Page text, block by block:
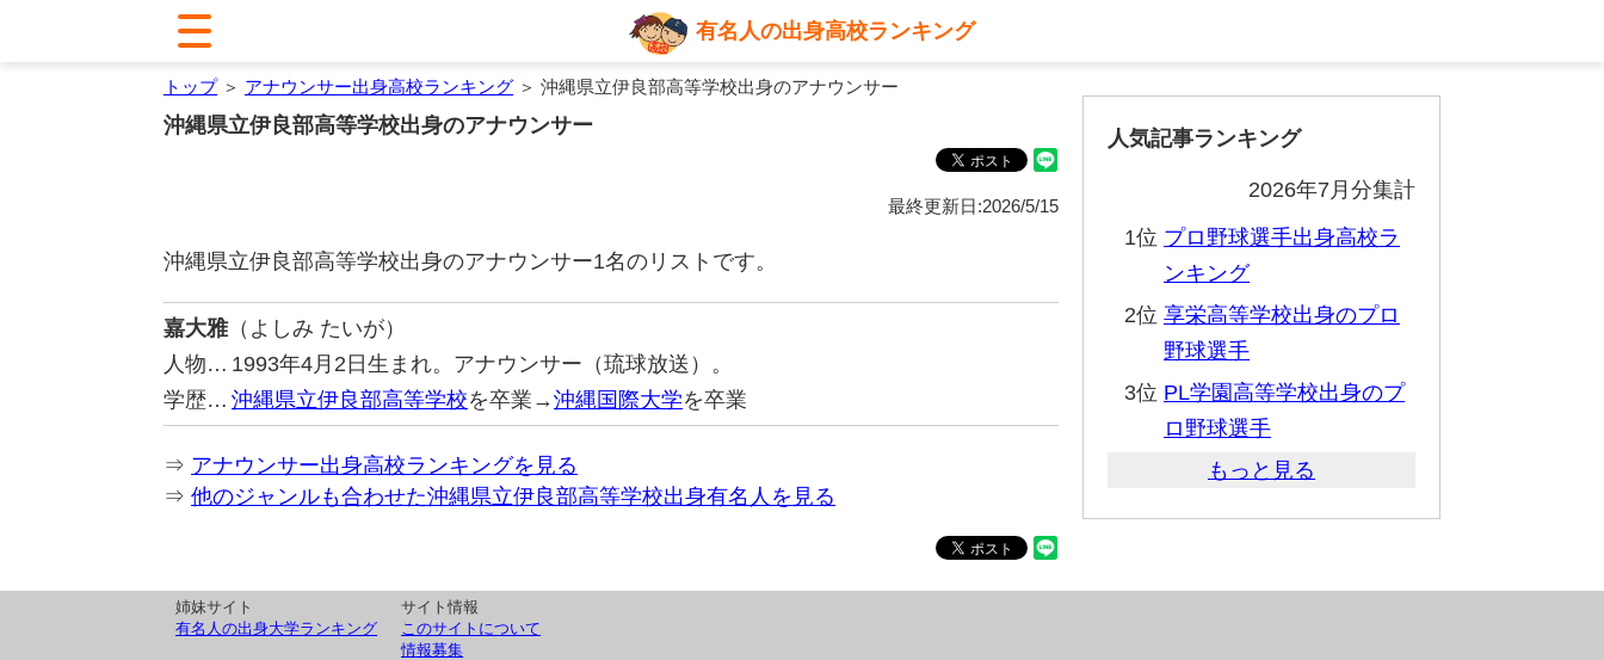
有名人の出身高校ランキング
トップ＞ アナウンサー出身高校ランキング ＞ 沖縄県立伊良部高等学校出身のアナウンサー
沖縄県立伊良部高等学校出身のアナウンサー
最終更新日:2026/5/15
沖縄県立伊良部高等学校出身のアナウンサー1名のリストです。
嘉大雅（よしみ たいが）
人物… 1993年4月2日生まれ。アナウンサー（琉球放送）。
学歴… 沖縄県立伊良部高等学校を卒業→沖縄国際大学を卒業
⇒ アナウンサー出身高校ランキングを見る
⇒ 他のジャンルも合わせた沖縄県立伊良部高等学校出身有名人を見る
人気記事ランキング
2026年7月分集計
1位 プロ野球選手出身高校ラ
ンキング
2位 享栄高等学校出身のプロ
野球選手
3位 PL学園高等学校出身のプ
ロ野球選手
もっと見る
姉妹サイト
有名人の出身大学ランキング
サイト情報
このサイトについて
情報募集